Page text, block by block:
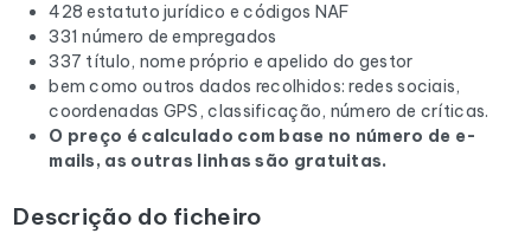
428 estatuto jurídico e códigos NAF
331 número de empregados
337 título, nome próprio e apelido do gestor
bem como outros dados recolhidos: redes sociais,
coordenadas GPS, classificação, número de críticas.
O preço é calculado com base no número de e-
mails, as outras linhas são gratuitas.
Descrição do ficheiro